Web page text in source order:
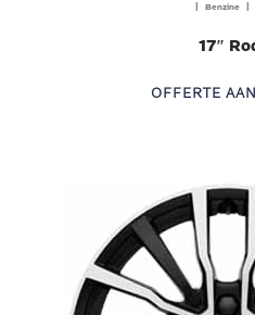
| Benzine |
17″
OFFERTE